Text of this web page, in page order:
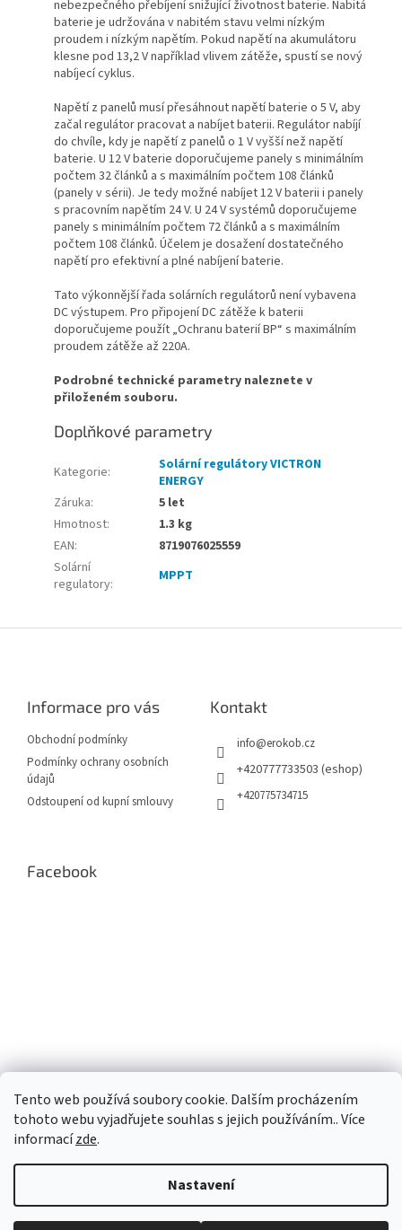
Tento web používá soubory cookie. Dalším procházením
tohoto webu vyjadřujete souhlas s jejich používáním.. Více
informacízde.
Nastavení
nebezpečného přebíjení snižující životnost baterie. Nabitá
baterie je udržována v nabitém stavu velmi nízkým
proudem i nízkým napětím. Pokud napětí na akumulátoru
klesne pod 13,2 V například vlivem zátěže, spustí se nový
nabíjecí cyklus.
Napětí z panelů musí přesáhnout napětí baterie o 5 V, aby
začal regulátor pracovat a nabíjet baterii. Regulátor nabíjí
do chvíle, kdy je napětí z panelů o 1 V vyšší než napětí
baterie. U 12 V baterie doporučujeme panely s minimálním
počtem 32 článků a s maximálním počtem 108 článků
(panely v sérii). Je tedy možné nabíjet 12 V baterii i panely
s pracovním napětím 24 V. U 24 V systémů doporučujeme
panely s minimálním počtem 72 článků a s maximálním
počtem 108 článků. Účelem je dosažení dostatečného
napětí pro efektivní a plné nabíjení baterie.
Tato výkonnější řada solárních regulátorů není vybavena
DC výstupem. Pro připojení DC zátěže k baterii
doporučujeme použít „Ochranu baterií BP“ s maximálním
proudem zátěže až 220A.
Podrobné technické parametry naleznete v
přiloženém souboru.
Doplňkové parametry
Kategorie:
Solární regulátory VICTRON
ENERGY
Záruka:
5 let
Hmotnost:
1.3 kg
EAN:
8719076025559
Solární
regulatory: MPPT
Informace pro vás
Obchodní podmínky
Podmínky ochrany osobních
údajů
Odstoupení od kupní smlouvy
Kontakt
info@erokob.cz
+420777733503 (eshop)
+420775734715
Facebook
Vytvořil Shoptet